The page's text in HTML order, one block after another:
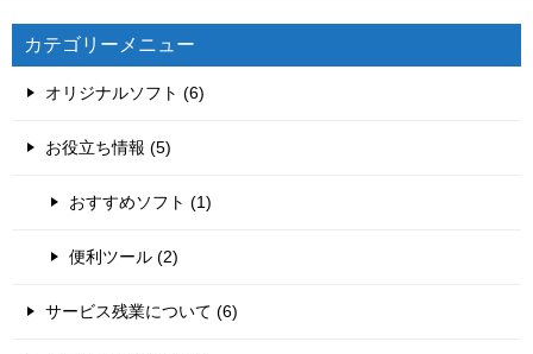
カテゴリーメニュー
オリジナルソフト (6)
お役立ち情報 (5)
おすすめソフト (1)
便利ツール (2)
サービス残業について (6)